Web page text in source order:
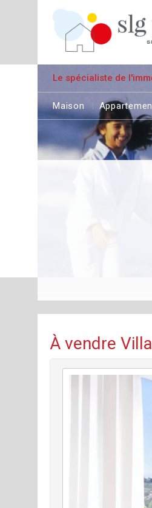
Le spécialiste de
Maison
À vendre